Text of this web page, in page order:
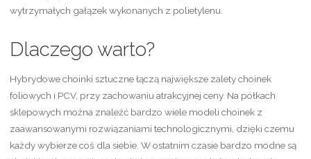
wytrzymałych gałązek wykonanych z polietylenu.
Dlaczego warto?
Hybrydowe choinki sztuczne łączą największe zalety choinek
foliowych i PCV, przy zachowaniu atrakcyjnej ceny. Na półkach
sklepowych można znaleźć bardzo wiele modeli choinek z
zaawansowanymi rozwiązaniami technologicznymi, dzięki czemu
każdy wybierze coś dla siebie. W ostatnim czasie bardzo modne są